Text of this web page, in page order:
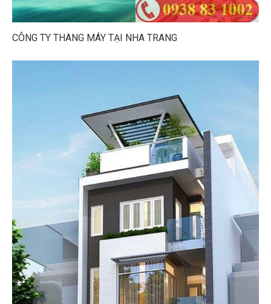
CÔNG TY THANG MÁY TẠI NHA TRANG